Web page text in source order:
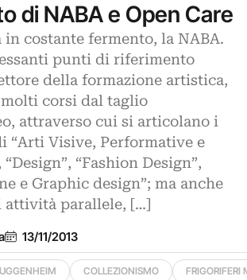
di NABA e Open Care
in costante fermento, la NABA.
punti di riferimento
della formazione artistica,
corsi dal taglio
attraverso cui si articolano i
“Arti Visive, Performative e
“Fashion Design”,
e Graphic design”; ma anche
attività parallele, […]
13/11/2013
COLLEZIONISMO FRIGORIFERI